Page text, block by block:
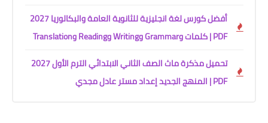
أفضل كورس لغة انجليزية للثانوية العامة والبكالوريا 2027
PDF | كلمات وGrammar وWriting وReading وTranslation
تحميل مذكرة ماث الصف الثاني الابتدائي الترم الأول 2027
PDF | المنهج الجديد إعداد مستر عادل مجدي